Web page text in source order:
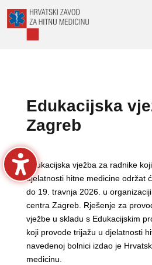
Edukacijska
Zagreb
Edukacijska vježba za radnike
djelatnosti hitne medicine održat
do 19. travnja 2026. u
centra Zagreb. Rješenje za
vježbe u skladu s Edukacijskim
koji provode trijažu u djelatnosti
navedenoj bolnici izdao je
medicinu.